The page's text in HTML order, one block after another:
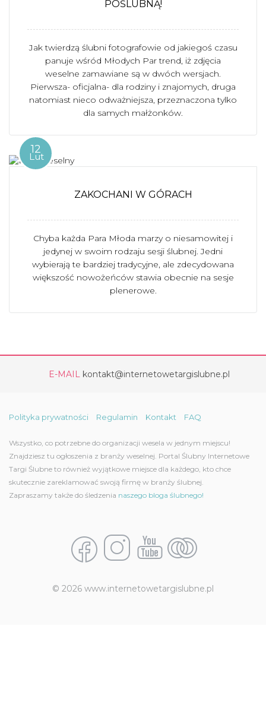
POŚLUBNĄ!
Jak twierdzą ślubni fotografowie od jakiegoś czasu
panuje wśród Młodych Par trend, iż zdjęcia
weselne zamawiane są w dwóch wersjach.
Pierwsza- oficjalna- dla rodziny i znajomych, druga
natomiast nieco odważniejsza, przeznaczona tylko
dla samych małżonków.
12
Lut
ZAKOCHANI W GÓRACH
Chyba każda Para Młoda marzy o niesamowitej i
jedynej w swoim rodzaju sesji ślubnej. Jedni
wybierają te bardziej tradycyjne, ale zdecydowana
większość nowożeńców stawia obecnie na sesje
plenerowe.
E-MAIL kontakt@internetowetargislubne.pl
Polityka prywatności Regulamin Kontakt FAQ
Wszystko, co potrzebne do organizacji wesela w jednym miejscu!
Znajdziesz tu ogłoszenia z branży weselnej. Portal Ślubny Internetowe
Targi Ślubne to również wyjątkowe miejsce dla każdego, kto chce
skutecznie zareklamować swoją firmę w branży ślubnej.
Zapraszamy także do śledzenia naszego bloga ślubnego!
© 2026 www.internetowetargislubne.pl